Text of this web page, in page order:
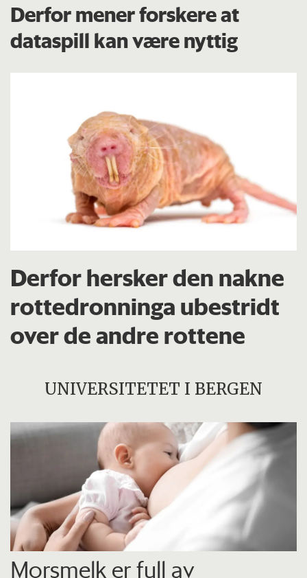
Derfor mener forskere at
dataspill kan være nyttig
Derfor hersker den nakne
rottedronninga ubestridt
over de andre rottene
UNIVERSITETET I BERGEN
Morsmelk er full av